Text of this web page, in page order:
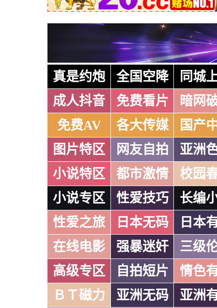
真是约炮 全国空降
同城
成人抖音
免费看片
暗网
免费AV
各大传媒
国产
图片特区
网友自拍
亚洲
小说特区
都市激情
校园
小说专区
性爱技巧
长编
性爱之旅
日本无码
日本
在线电影
强暴迷奸
三级
高级专区
自拍短片
情色
ＢＴ磁力
亚洲无码
亚洲